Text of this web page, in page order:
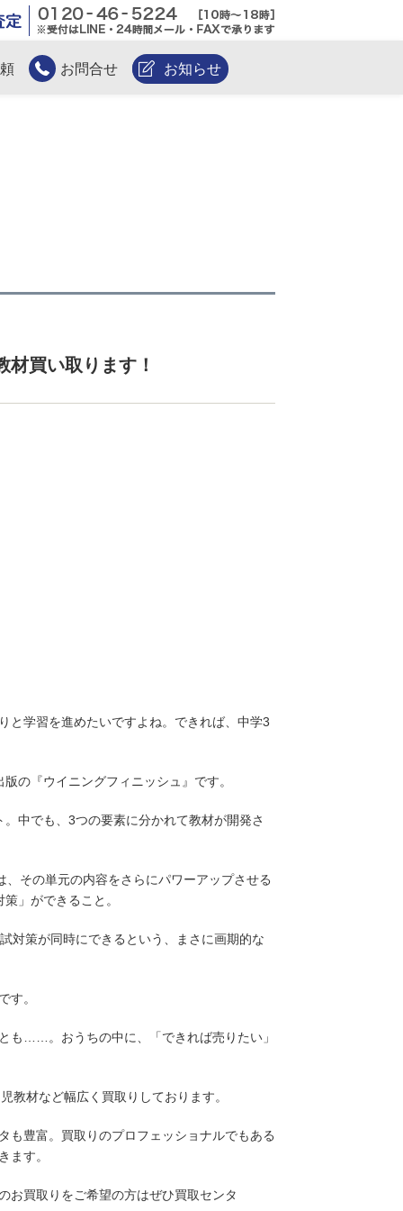
お問合せ お知らせ
買い取ります！
と学習を進めたいですよね。できれば、中学3
の『ウイニングフィニッシュ』です。
中でも、3つの要素に分かれて教材が開発さ
その単元の内容をさらにパワーアップさせる
」ができること。
対策が同時にできるという、まさに画期的な
す。
も……。おうちの中に、「できれば売りたい」
教材など幅広く買取りしております。
も豊富。買取りのプロフェッショナルでもある
ます。
お買取りをご希望の方はぜひ買取センタ